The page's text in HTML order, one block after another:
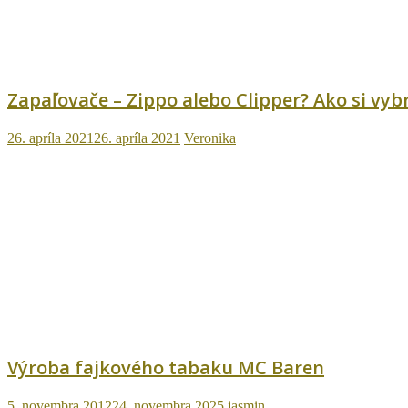
Zapaľovače – Zippo alebo Clipper? Ako si
26. apríla 202126. apríla 2021 Veronika
Výroba fajkového tabaku MC Baren